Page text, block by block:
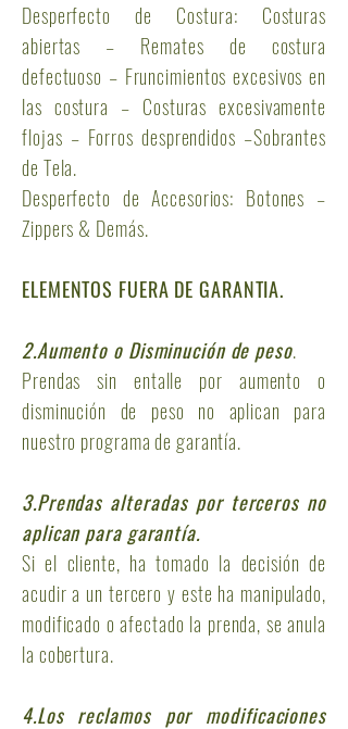
Desperfecto de Costura: Costuras
abiertas – Remates de costura
defectuoso – Fruncimientos excesivos en
las costura – Costuras excesivamente
flojas – Forros desprendidos –Sobrantes
de Tela.
Desperfecto de Accesorios: Botones –
Zippers & Demás.
ELEMENTOS FUERA DE GARANTIA.
2.Aumento o Disminución de peso.
Prendas sin entalle por aumento o
disminución de peso no aplican para
nuestro programa de garantía.
3.Prendas alteradas por terceros no
aplican para garantía.
Si el cliente, ha tomado la decisión de
acudir a un tercero y este ha manipulado,
modificado o afectado la prenda, se anula
la cobertura.
4.Los reclamos por modificaciones